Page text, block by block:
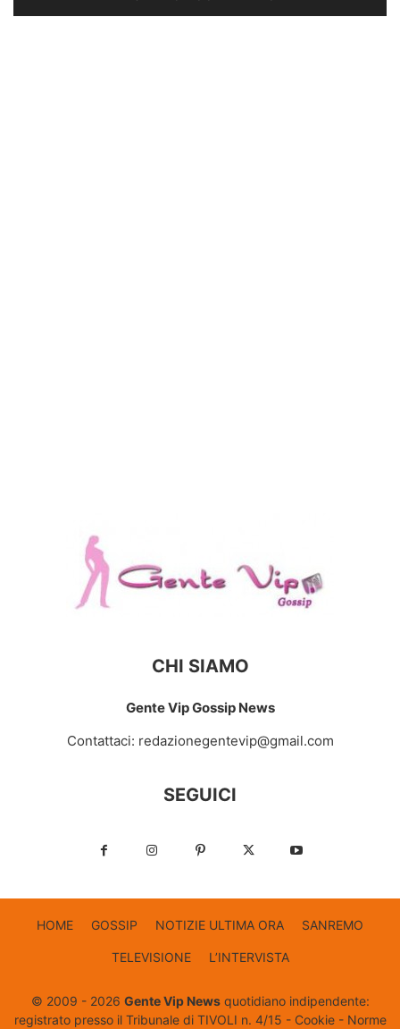
CHI SIAMO
Gente Vip Gossip News
Contattaci: redazionegentevip@gmail.com
SEGUICI
HOME GOSSIP NOTIZIE ULTIMA ORA SANREMO
TELEVISIONE L’INTERVISTA
© 2009 - 2026 Gente Vip Newsquotidiano indipendente:
registrato presso il Tribunale di TIVOLI n. 4/15 - Cookie- Norme